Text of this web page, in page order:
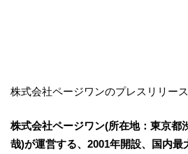
株式会社ページワンのプレスリリース
株式会社ページワン(所在地：東京都
哉)が運営する、2001年開設、国内最